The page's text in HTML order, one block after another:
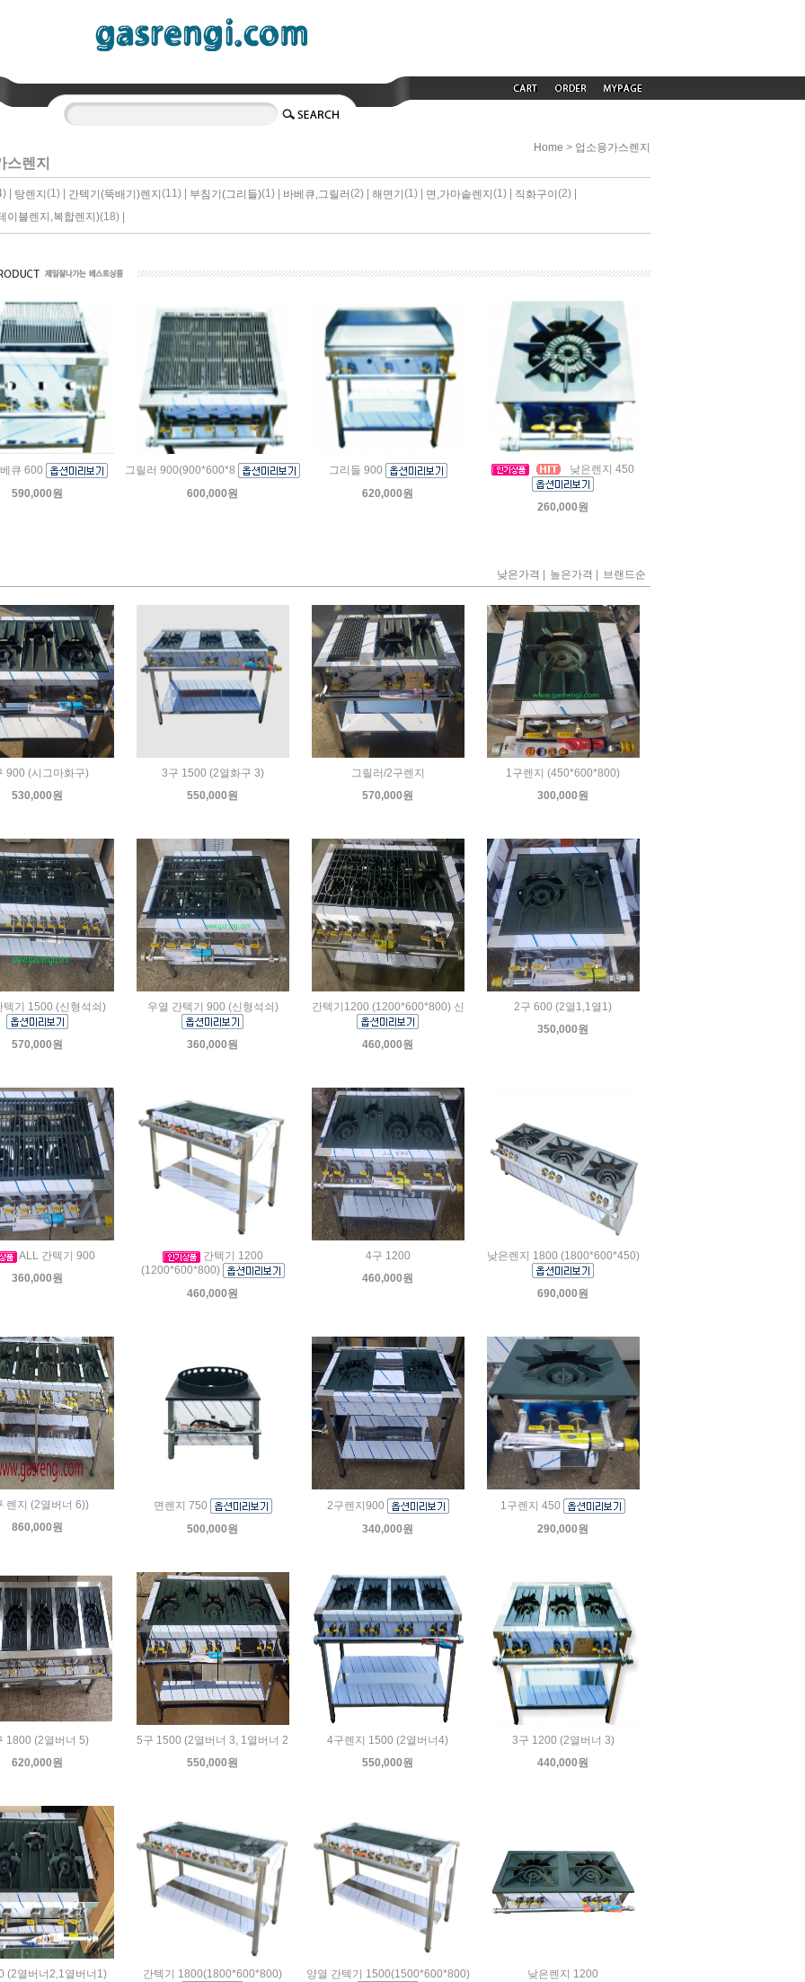
Home > 업소용가스렌지
스렌지
| 탕렌지(1) | 간텍기(뚝배기)렌지(11) | 부침기(그리들)(1) | 바베큐,그릴러(2) | 해면기(1) | 면,가마솥렌지(1) | 직화구이(2) |
이블렌지,복합렌지)(18) |
큐 600
590,000원
그릴러 900(900*600*8
600,000원
그리들 900
620,000원
낮은렌지 450
260,000원
낮은가격 높은가격 브랜드순
900 (시그마화구)
530,000원
3구 1500 (2열화구 3)
550,000원
그릴러/2구렌지
570,000원
1구렌지 (450*600*800)
300,000원
텍기 1500 (신형석쇠)
570,000원
우열 간텍기 900 (신형석쇠)
360,000원
간텍기1200 (1200*600*800) 신
460,000원
2구 600 (2열1,1열1)
350,000원
ALL 간텍기 900
360,000원
간텍기 1200
(1200*600*800)
460,000원
4구 1200
460,000원
낮은렌지 1800 (1800*600*450)
690,000원
렌지 (2열버너 6))
860,000원
면렌지 750
500,000원
2구렌지900
340,000원
1구렌지 450
290,000원
1800 (2열버너 5)
620,000원
5구 1500 (2열버너 3, 1열버너 2
550,000원
4구렌지 1500 (2열버너4)
550,000원
3구 1200 (2열버너 3)
440,000원
(2열버너2,1열버너1)
간텍기 1800(1800*600*800) 양열 간텍기 1500(1500*600*800)
낮은렌지 1200